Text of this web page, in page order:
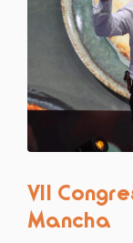
VII
Mancha